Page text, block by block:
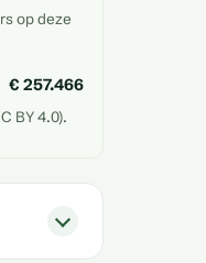
op deze
€ 257.466
BY 4.0).